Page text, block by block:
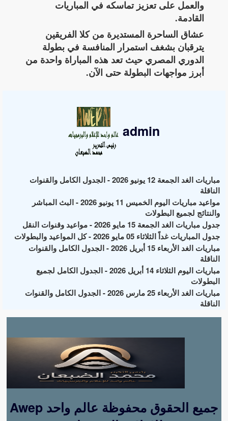
والعمل على تعزيز تماسكه في المباريات
القادمة.
عشاق الساحرة المستديرة من كلا الفريقين
يترقبان بشغف استمرار المنافسة في بطولة
الدوري المصري حيث تعد هذه المباراة واحدة من
أبرز مواجهات البطولة حتى الآن.
admin
مباريات الغد الجمعة 12 يونيو 2026 - الجدول الكامل والقنوات
الناقلة
مواعيد مباريات اليوم الخميس 11 يونيو 2026 - البث المباشر
والنتائج لجميع البطولات
جدول مباريات الغد الجمعة 15 مايو 2026 - مواعيد وقنوات النقل
جدول المباريات غداً الثلاثاء 05 مايو 2026 - كل المواعيد والبطولات
مباريات الغد الأربعاء 15 أبريل 2026 - الجدول الكامل والقنوات
الناقلة
مباريات اليوم الثلاثاء 14 أبريل 2026 - الجدول الكامل لجميع
البطولات
مباريات الغد الأربعاء 25 مارس 2026 - الجدول الكامل والقنوات
الناقلة
Awep جميع الحقوق محفوظة عالم واحد